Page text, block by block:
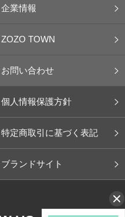
企業情報
ZOZO TOWN
お問い合わせ
個人情報保護方針
特定商取引に基づく表記
ブランドサイト